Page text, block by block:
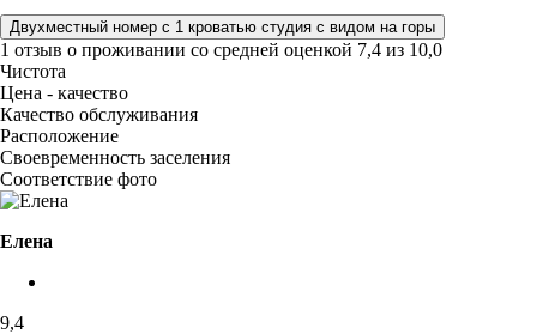
Двухместный номер с 1 кроватью студия с видом на горы
1 отзыв о проживании со средней оценкой 7,4 из 10,0
Чистота
Цена - качество
Качество обслуживания
Расположение
Своевременность заселения
Соответствие фото
Елена
9,4